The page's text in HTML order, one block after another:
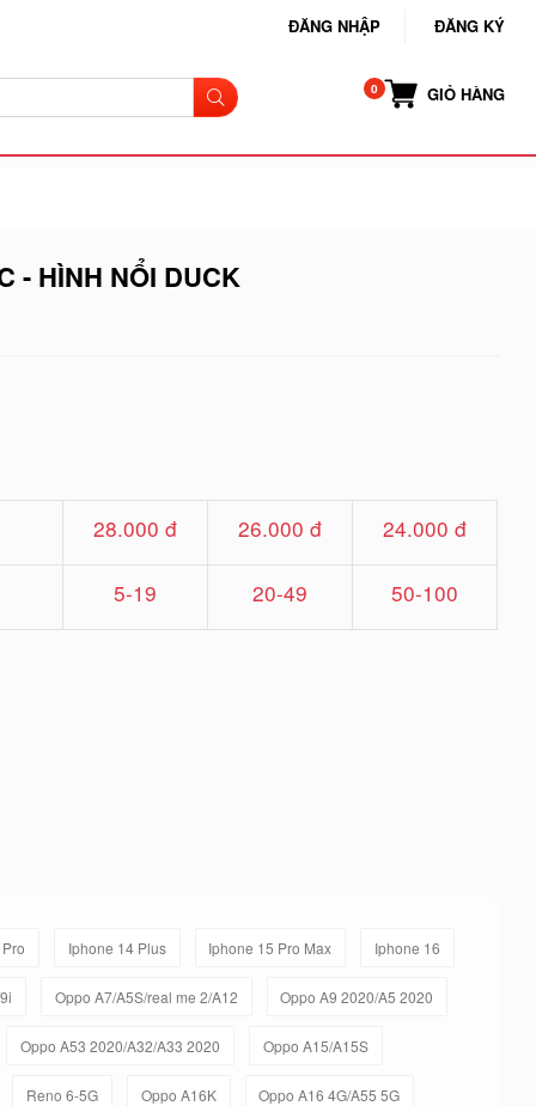
ĐĂNG NHẬP ĐĂNG KÝ
GIỎ HÀNG
- HÌNH NỔI DUCK
28.000 đ 26.000 đ 24.000 đ
5-19 20-49 50-100
Iphone 14 Plus Iphone 15 Pro Max Iphone 16
Oppo A7/A5S/real me 2/A12 Oppo A9 2020/A5 2020
Oppo A53 2020/A32/A33 2020 Oppo A15/A15S
Reno 6-5G Oppo A16K Oppo A16 4G/A55 5G